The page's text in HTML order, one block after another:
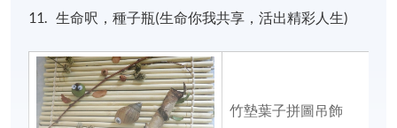
生命呎，種子瓶(生命你我共享，活出精彩人生)
竹墊葉子拼圖吊飾